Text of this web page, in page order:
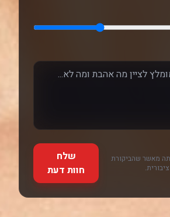
מאשר שהביקורת
שלח
חוות דעת